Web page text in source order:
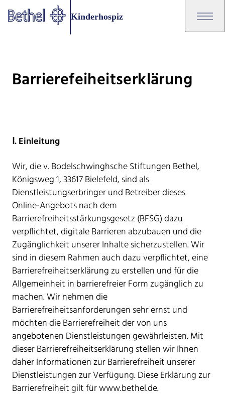
Zum Hauptinhalt springen
Zur Fußzeile springen
Kinderhospiz
Barrierefeiheitserklärung
Ⅰ. Einleitung
Wir, die v. Bodelschwinghsche Stiftungen Bethel,
Königsweg 1, 33617 Bielefeld, sind als
Dienstleistungserbringer und Betreiber dieses
Online-Angebots nach dem
Barrierefreiheitsstärkungsgesetz (BFSG) dazu
verpflichtet, digitale Barrieren abzubauen und die
Zugänglichkeit unserer Inhalte sicherzustellen. Wir
sind in diesem Rahmen auch dazu verpflichtet, eine
Barrierefreiheitserklärung zu erstellen und für die
Allgemeinheit in barrierefreier Form zugänglich zu
machen. Wir nehmen die
Barrierefreiheitsanforderungen sehr ernst und
möchten die Barrierefreiheit der von uns
angebotenen Dienstleistungen gewährleisten. Mit
dieser Barrierefreiheitserklärung stellen wir Ihnen
daher Informationen zur Barrierefreiheit unserer
Dienstleistungen zur Verfügung. Diese Erklärung zur
Barrierefreiheit gilt für www.bethel.de.